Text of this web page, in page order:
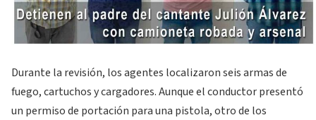
Durante la revisión, los agentes localizaron seis armas de
fuego, cartuchos y cargadores. Aunque el conductor presentó
un permiso de portación para una pistola, otro de los